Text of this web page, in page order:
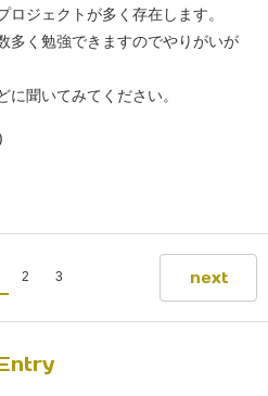
ジェクトが多く存在します。
多く勉強できますのでやりがいが
聞いてみてください。
2 3 next